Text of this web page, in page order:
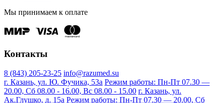
Мы принимаем к оплате
Контакты
8 (843) 205-23-25 info@razumed.su
г. Казань, ул. Ю. Фучика, 53а Режим работы: Пн-Пт 07.30 —
20.00, Сб 08.00 - 16.00, Вс 08.00 - 15.00 г. Казань, ул.
Ак.Глушко, д. 15а Режим работы: Пн-Пт 07.30 — 20.00, Сб